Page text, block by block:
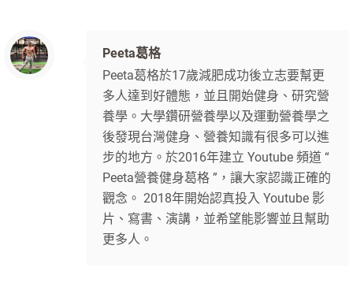
Peeta葛格
Peeta葛格於17歲減肥成功後立志要幫更
多人達到好體態，並且開始健身、研究營
養學。大學鑽研營養學以及運動營養學之
後發現台灣健身、營養知識有很多可以進
步的地方。於2016年建立 Youtube 頻道 “
Peeta營養健身葛格 ”，讓大家認識正確的
觀念。 2018年開始認真投入 Youtube 影
片、寫書、演講，並希望能影響並且幫助
更多人。